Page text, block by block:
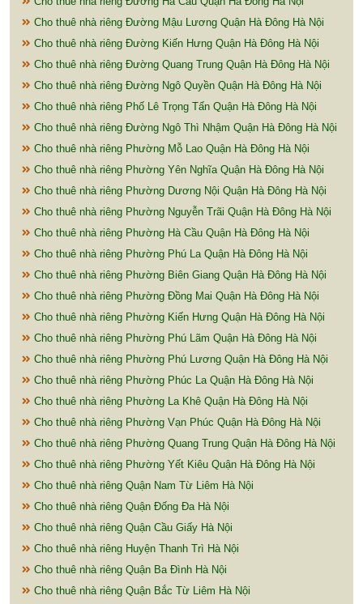
Cho thuê nhà riêng Đường Mậu Lương Quận Hà Đông Hà Nội
Cho thuê nhà riêng Đường Kiến Hưng Quận Hà Đông Hà Nội
Cho thuê nhà riêng Đường Quang Trung Quận Hà Đông Hà Nội
Cho thuê nhà riêng Đường Ngô Quyền Quận Hà Đông Hà Nội
Cho thuê nhà riêng Phố Lê Trọng Tấn Quận Hà Đông Hà Nội
Cho thuê nhà riêng Đường Ngô Thì Nhậm Quận Hà Đông Hà Nội
Cho thuê nhà riêng Phường Mỗ Lao Quận Hà Đông Hà Nội
Cho thuê nhà riêng Phường Yên Nghĩa Quận Hà Đông Hà Nội
Cho thuê nhà riêng Phường Dương Nội Quận Hà Đông Hà Nội
Cho thuê nhà riêng Phường Nguyễn Trãi Quận Hà Đông Hà Nội
Cho thuê nhà riêng Phường Hà Cầu Quận Hà Đông Hà Nội
Cho thuê nhà riêng Phường Phú La Quận Hà Đông Hà Nội
Cho thuê nhà riêng Phường Biên Giang Quận Hà Đông Hà Nội
Cho thuê nhà riêng Phường Đồng Mai Quận Hà Đông Hà Nội
Cho thuê nhà riêng Phường Kiến Hưng Quận Hà Đông Hà Nội
Cho thuê nhà riêng Phường Phú Lãm Quận Hà Đông Hà Nội
Cho thuê nhà riêng Phường Phú Lương Quận Hà Đông Hà Nội
Cho thuê nhà riêng Phường Phúc La Quận Hà Đông Hà Nội
Cho thuê nhà riêng Phường La Khê Quận Hà Đông Hà Nội
Cho thuê nhà riêng Phường Vạn Phúc Quận Hà Đông Hà Nội
Cho thuê nhà riêng Phường Quang Trung Quận Hà Đông Hà Nội
Cho thuê nhà riêng Phường Yết Kiêu Quận Hà Đông Hà Nội
Cho thuê nhà riêng Quận Nam Từ Liêm Hà Nội
Cho thuê nhà riêng Quận Đống Đa Hà Nội
Cho thuê nhà riêng Quận Cầu Giấy Hà Nội
Cho thuê nhà riêng Huyện Thanh Trì Hà Nội
Cho thuê nhà riêng Quận Ba Đình Hà Nội
Cho thuê nhà riêng Quận Bắc Từ Liêm Hà Nội